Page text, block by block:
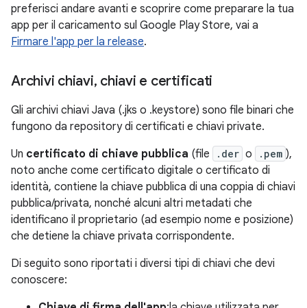
preferisci andare avanti e scoprire come preparare la tua
app per il caricamento sul Google Play Store, vai a
Firmare l'app per la release.
Archivi chiavi, chiavi e certificati
Gli archivi chiavi Java (.jks o .keystore) sono file binari che
fungono da repository di certificati e chiavi private.
Un certificato di chiave pubblica (file .der o .pem ),
noto anche come certificato digitale o certificato di
identità, contiene la chiave pubblica di una coppia di chiavi
pubblica/privata, nonché alcuni altri metadati che
identificano il proprietario (ad esempio nome e posizione)
che detiene la chiave privata corrispondente.
Di seguito sono riportati i diversi tipi di chiavi che devi
conoscere: